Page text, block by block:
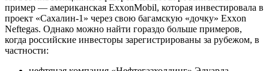
пример — американская ExxonMobil, которая инвестировала в
проект «Сахалин-1» через свою багамскую «дочку» Exxon
Neftegas. Однако можно найти гораздо больше примеров,
когда российские инвесторы зарегистрированы за рубежом, в
частности: